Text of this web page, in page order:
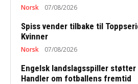
Norsk 07/08/2026
Spiss vender tilbake til
Kvinner
Norsk 07/08/2026
Engelsk landslagsspiller
Handler om fotballens fremtid